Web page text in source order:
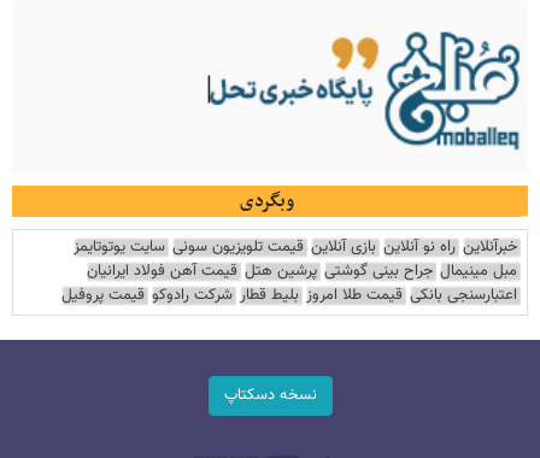
وبگردی
خبرآنلاین راه نو آنلاین بازی آنلاین قیمت تلویزیون سونی سایت یوتوتایمز
مبل مینیمال جراح بینی گوشتی پرشین هتل قیمت آهن فولاد ایرانیان
اعتبارسنجی بانکی قیمت طلا امروز بلیط قطار شرکت رادوکو قیمت پروفیل
نسخه دسکتاپ